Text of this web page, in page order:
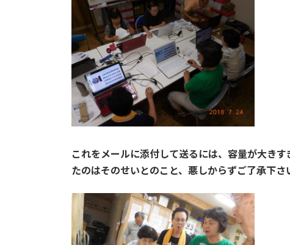
これをメールに添付して送るには、容量が大き
たのはそのせいとのこと、悪しからずご了承下さ